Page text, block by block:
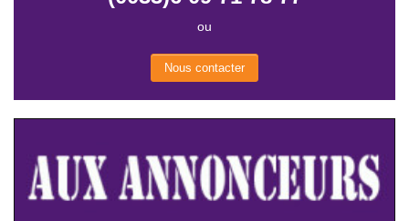
ou
Nous contacter